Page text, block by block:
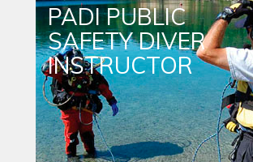
PADI PUBLIC
SAFETY DIVER
INSTRUCTOR